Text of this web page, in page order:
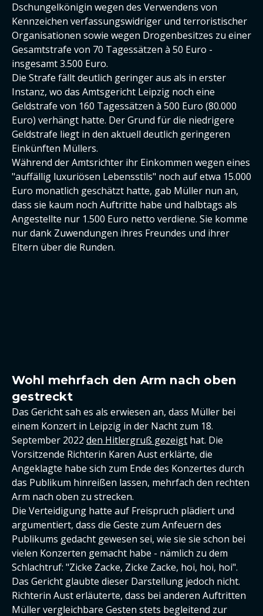
Dschungelkönigin wegen des Verwendens von
Kennzeichen verfassungswidriger und terroristischer
Organisationen sowie wegen Drogenbesitzes zu einer
Gesamtstrafe von 70 Tagessätzen à 50 Euro -
insgesamt 3.500 Euro.
Die Strafe fällt deutlich geringer aus als in erster
Instanz, wo das Amtsgericht Leipzig noch eine
Geldstrafe von 160 Tagessätzen à 500 Euro (80.000
Euro) verhängt hatte. Der Grund für die niedrigere
Geldstrafe liegt in den aktuell deutlich geringeren
Einkünften Müllers.
Während der Amtsrichter ihr Einkommen wegen eines
"auffällig luxuriösen Lebensstils" noch auf etwa 15.000
Euro monatlich geschätzt hatte, gab Müller nun an,
dass sie kaum noch Auftritte habe und halbtags als
Angestellte nur 1.500 Euro netto verdiene. Sie komme
nur dank Zuwendungen ihres Freundes und ihrer
Eltern über die Runden.
Wohl mehrfach den Arm nach oben
gestreckt
Das Gericht sah es als erwiesen an, dass Müller bei
einem Konzert in Leipzig in der Nacht zum 18.
September 2022 den Hitlergruß gezeigt hat. Die
Vorsitzende Richterin Karen Aust erklärte, die
Angeklagte habe sich zum Ende des Konzertes durch
das Publikum hinreißen lassen, mehrfach den rechten
Arm nach oben zu strecken.
Die Verteidigung hatte auf Freispruch plädiert und
argumentiert, dass die Geste zum Anfeuern des
Publikums gedacht gewesen sei, wie sie sie schon bei
vielen Konzerten gemacht habe - nämlich zu dem
Schlachtruf: "Zicke Zacke, Zicke Zacke, hoi, hoi, hoi".
Das Gericht glaubte dieser Darstellung jedoch nicht.
Richterin Aust erläuterte, dass bei anderen Auftritten
Müller vergleichbare Gesten stets begleitend zur